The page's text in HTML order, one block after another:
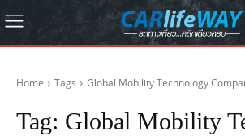
Home Tags Global Mobility Technology
Tag: Global Mobility